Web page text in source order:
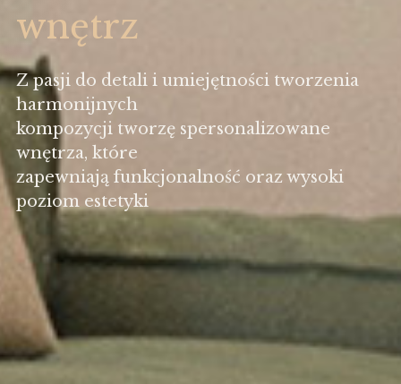
wnętrz
Z pasji do detali i umiejętności tworzenia
harmonijnych
kompozycji tworzę spersonalizowane
wnętrza, które
zapewniają funkcjonalność oraz wysoki
poziom estetyki